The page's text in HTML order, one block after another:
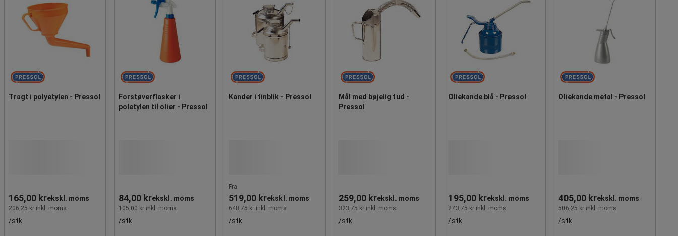
Tragt i polyetylen - Pressol
165,00 krekskl. moms
206,25 kr inkl. moms
/stk
Forstøverflasker i
poletylen til olier - Pressol
84,00 krekskl. moms
105,00 kr inkl. moms
/stk
Kander i tinblik - Pressol
Fra
519,00 krekskl. moms
648,75 kr inkl. moms
/stk
Mål med bøjelig tud -
Pressol
259,00 krekskl. moms
323,75 kr inkl. moms
/stk
Oliekande blå - Pressol
195,00 krekskl. moms
243,75 kr inkl. moms
/stk
Oliekande metal - Pressol
405,00 krekskl. moms
506,25 kr inkl. moms
/stk